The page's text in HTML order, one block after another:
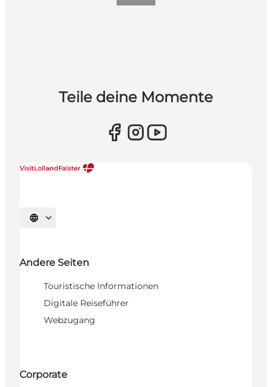
Teile deine Momente
Sprache auswählen
Andere Seiten
Touristische Informationen
Digitale Reiseführer
Webzugang
Corporate